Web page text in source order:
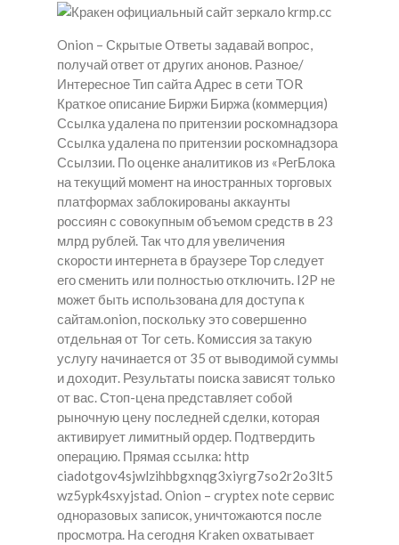
Onion – Скрытые Ответы задавай вопрос,
получай ответ от других анонов. Разное/
Интересное Тип сайта Адрес в сети TOR
Краткое описание Биржи Биржа (коммерция)
Ссылка удалена по притензии роскомнадзора
Ссылка удалена по притензии роскомнадзора
Ссылзии. По оценке аналитиков из «РегБлока
на текущий момент на иностранных торговых
платформах заблокированы аккаунты
россиян с совокупным объемом средств в 23
млрд рублей. Так что для увеличения
скорости интернета в браузере Тор следует
его сменить или полностью отключить. I2P не
может быть использована для доступа к
сайтам.onion, поскольку это совершенно
отдельная от Tor сеть. Комиссия за такую
услугу начинается от 35 от выводимой суммы
и доходит. Результаты поиска зависят только
от вас. Стоп-цена представляет собой
рыночную цену последней сделки, которая
активирует лимитный ордер. Подтвердить
операцию. Прямая ссылка: http
ciadotgov4sjwlzihbbgxnqg3xiyrg7so2r2o3lt5
wz5ypk4sxyjstad. Onion – cryptex note сервис
одноразовых записок, уничтожаются после
просмотра. На сегодня Kraken охватывает